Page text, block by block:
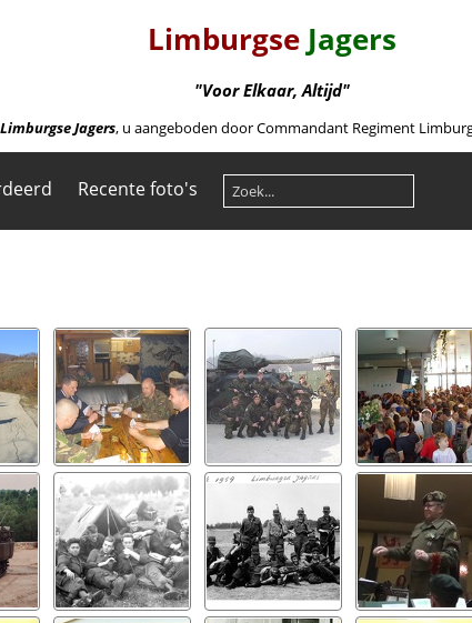
Limburgse Jagers
"Voor Elkaar, Altijd"
Jagers, u aangeboden door Commandant Regiment
Recente foto's